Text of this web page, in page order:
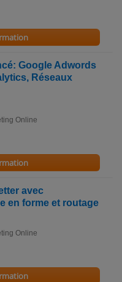
Google Adwords
Réseaux
Online
avec
en forme et routage
Online